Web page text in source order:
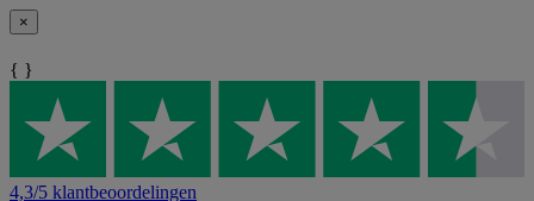
×
{ }
4,3/5 klantbeoordelingen